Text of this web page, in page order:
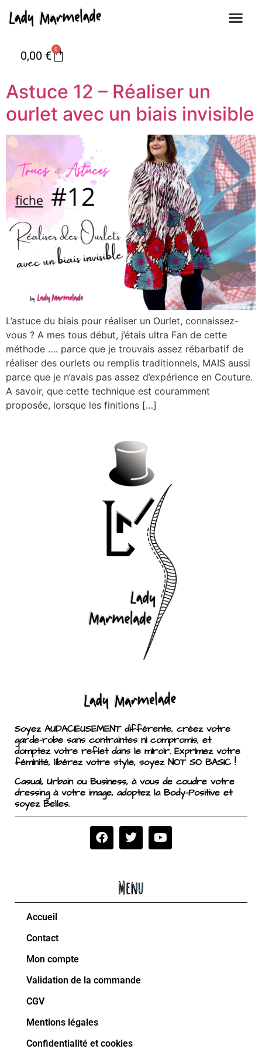
0,00 € 0
Astuce 12 – Réaliser un
ourlet avec un biais invisible
L’astuce du biais pour réaliser un Ourlet, connaissez-
vous ? A mes tous début, j’étais ultra Fan de cette
méthode …. parce que je trouvais assez rébarbatif de
réaliser des ourlets ou remplis traditionnels, MAIS aussi
parce que je n’avais pas assez d’expérience en Couture.
A savoir, que cette technique est couramment
proposée, lorsque les finitions […]
Soyez AUDACIEUSEMENT différente, créez votre
garde-robe sans contraintes ni compromis, et
domptez votre reflet dans le miroir. Exprimez votre
féminité, libérez votre style, soyez NOT SO BASIC !
Casual, Urbain ou Business, à vous de coudre votre
dressing à votre image, adoptez la Body-Positive et
soyez Belles.
Menu
Accueil
Contact
Mon compte
Validation de la commande
CGV
Mentions légales
Confidentialité et cookies